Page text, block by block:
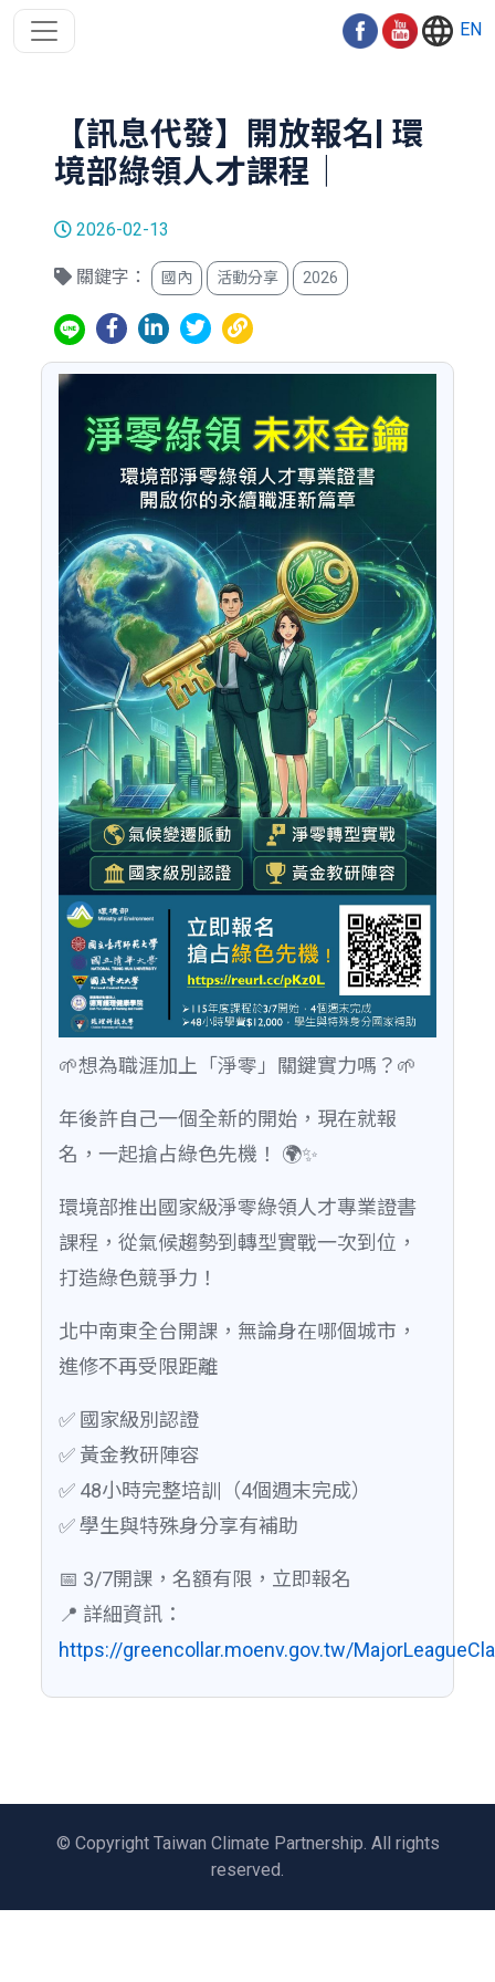
EN
【訊息代發】開放報名| 環
境部綠領人才課程｜
2026-02-13
關鍵字： 國內 活動分享 2026
🌱想為職涯加上「淨零」關鍵實力嗎？🌱
年後許自己一個全新的開始，現在就報
名，一起搶占綠色先機！ 🌍✨
環境部推出國家級淨零綠領人才專業證書
課程，從氣候趨勢到轉型實戰一次到位，
打造綠色競爭力！
北中南東全台開課，無論身在哪個城市，
進修不再受限距離
✅ 國家級別認證
✅ 黃金教研陣容
✅ 48小時完整培訓（4個週末完成）
✅ 學生與特殊身分享有補助
📅 3/7開課，名額有限，立即報名
📍 詳細資訊：
https://greencollar.moenv.gov.tw/
© Copyright Taiwan Climate Partnership. All rights
reserved.